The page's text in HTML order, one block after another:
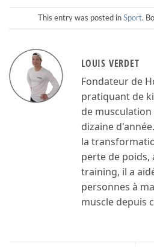
This entry was posted inSport.
LOUIS VERDET
Fondateur de
pratiquant de
de
dizaine
la
perte de poids,
training, il a
personnes à
muscle depuis